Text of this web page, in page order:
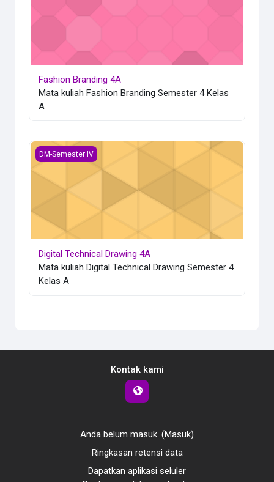
Fashion Branding 4A
Mata kuliah Fashion Branding Semester 4 Kelas
A
Digital Technical Drawing 4A
DM-Semester IV
Digital Technical Drawing 4A
Mata kuliah Digital Technical Drawing Semester 4
Kelas A
Kontak kami
Anda belum masuk. (Masuk)
Ringkasan retensi data
Dapatkan aplikasi seluler